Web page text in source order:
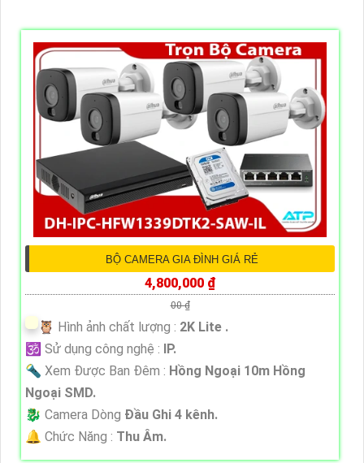
BỘ CAMERA GIA ĐÌNH GIÁ RẺ
4,800,000 ₫
00 ₫
🦉 Hình ảnh chất lượng : 2K Lite .
🕉️ Sử dụng công nghệ :
IP.
🔦 Xem Được Ban Đêm : Hồng Ngoại 10m Hồng
Ngoại SMD.
🐉️ Camera Dòng Đầu Ghi 4 kênh.
️🔔 Chức Năng : Thu Âm.